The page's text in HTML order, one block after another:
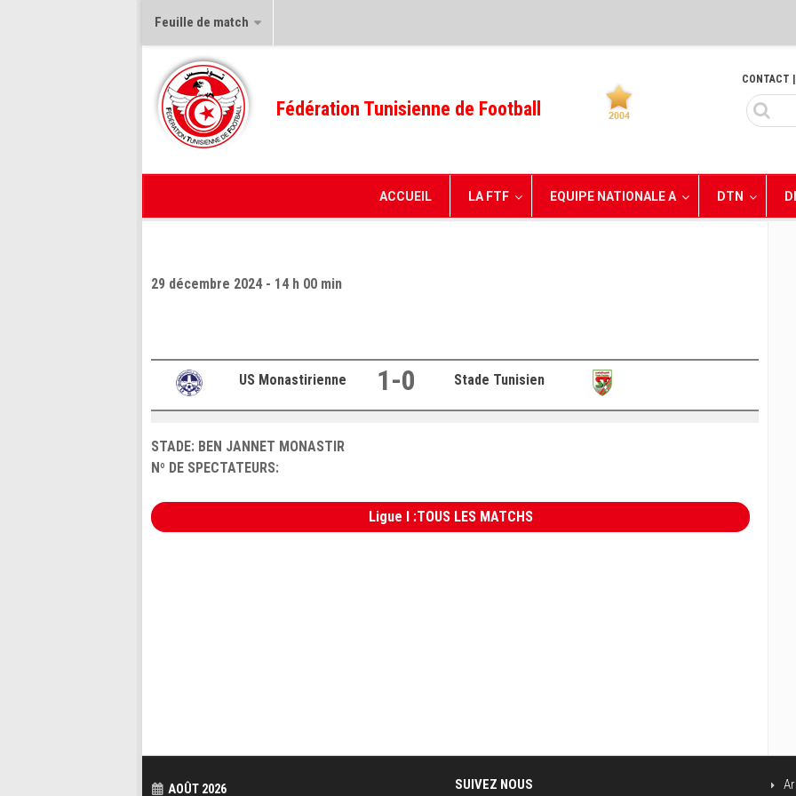
Feuille de match
Fédération Tunisienne de Football
CONTACT
ACCUEIL LA FTF EQUIPE NATIONALE A DTN
29 décembre 2024 - 14 h 00 min
US Monastirienne 1-0 Stade Tunisien
STADE: BEN JANNET MONASTIR
Nº DE SPECTATEURS:
Ligue I :TOUS LES MATCHS
AOÛT 2026 SUIVEZ NOUS